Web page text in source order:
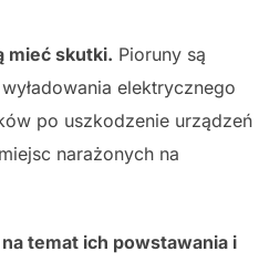
mieć skutki. Pioruny są
elektrycznego
po uszkodzenie urządzeń
narażonych na
temat ich powstawania i